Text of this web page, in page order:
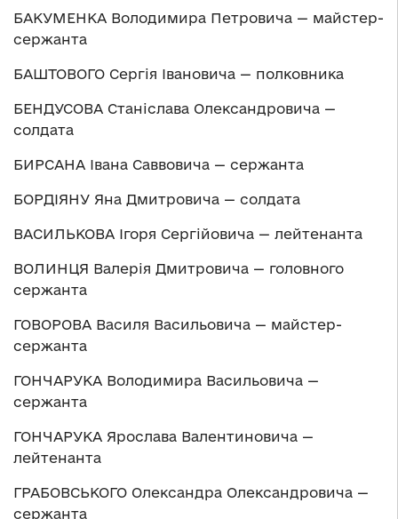
БАКУМЕНКА Володимира Петровича — майстер-
сержанта
БАШТОВОГО Сергія Івановича — полковника
БЕНДУСОВА Станіслава Олександровича —
солдата
БИРСАНА Івана Саввовича — сержанта
БОРДІЯНУ Яна Дмитровича — солдата
ВАСИЛЬКОВА Ігоря Сергійовича — лейтенанта
ВОЛИНЦЯ Валерія Дмитровича — головного
сержанта
ГОВОРОВА Василя Васильовича — майстер-
сержанта
ГОНЧАРУКА Володимира Васильовича —
сержанта
ГОНЧАРУКА Ярослава Валентиновича —
лейтенанта
ГРАБОВСЬКОГО Олександра Олександровича —
сержанта